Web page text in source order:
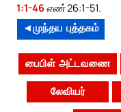
1:1-46எண் 26:1-51.
◄முந்தய புத்தகம்
பைபிள் அட்டவணை
லேவியர்